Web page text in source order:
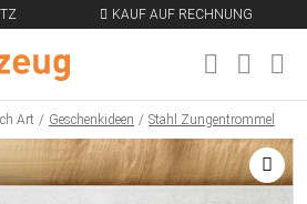
KAUF AUF RECHNUNG
Art Geschenkideen Stahl Zungentrommel